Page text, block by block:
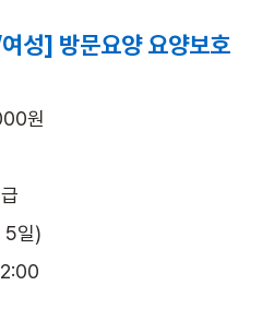
성] 방문요양 요양보호
원
5일)